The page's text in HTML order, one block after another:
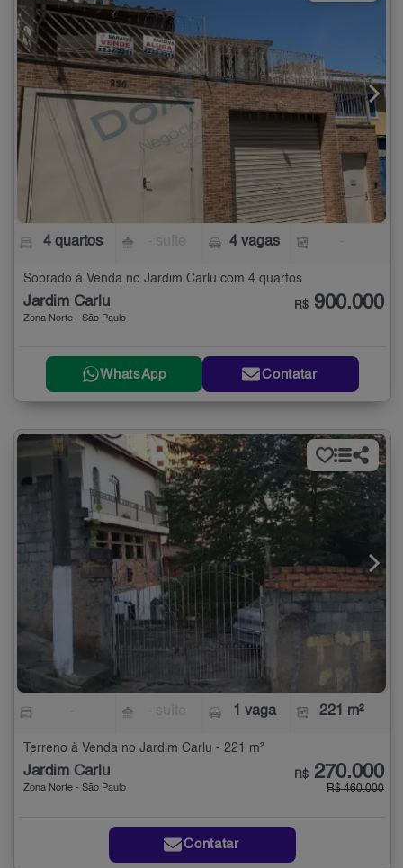
4 quartos 4 vagas
Sobrado à Venda no Jardim Carlu com 4 quartos
Jardim Carlu
Zona Norte - São Paulo
R$ 900.000
WhatsApp Contatar
1 vaga 221 m²
Terreno à Venda no Jardim Carlu - 221 m²
Jardim Carlu
Zona Norte - São Paulo
R$ 270.000
R$ 460.000
Contatar